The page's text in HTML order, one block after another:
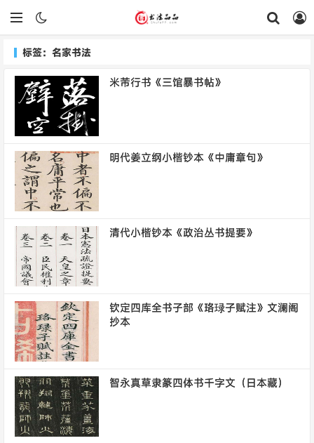
标签：名家书法
米芾行书《三馆暴书帖》
明代姜立纲小楷钞本《中庸章句》
清代小楷钞本《政治丛书提要》
钦定四库全书子部《珞琭子赋注》文澜阁
抄本
智永真草隶篆四体书千字文（日本藏）